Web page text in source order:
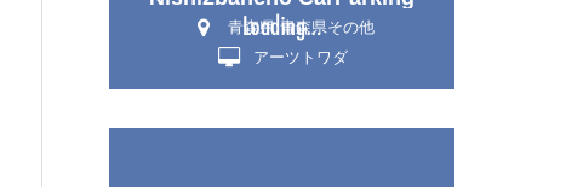
青森県 青森県その他
アーツトワダ